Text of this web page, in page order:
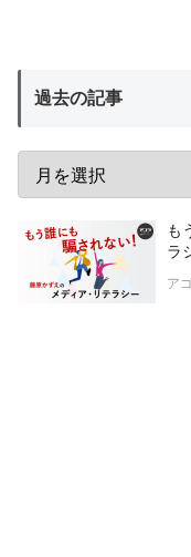
過去の記事
も
ラ
ア